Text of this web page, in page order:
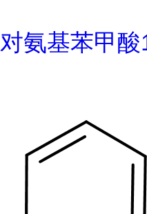
对氨基苯甲